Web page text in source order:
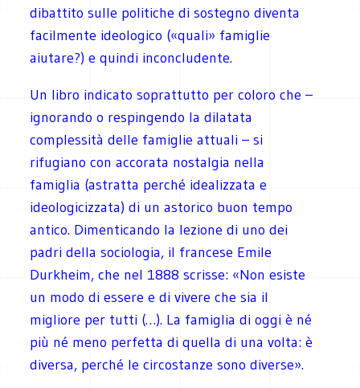
dibattito sulle politiche di sostegno diventa
facilmente ideologico («quali» famiglie
aiutare?) e quindi inconcludente.
Un libro indicato soprattutto per coloro che –
ignorando o respingendo la dilatata
complessità delle famiglie attuali – si
rifugiano con accorata nostalgia nella
famiglia (astratta perché idealizzata e
ideologicizzata) di un astorico buon tempo
antico. Dimenticando la lezione di uno dei
padri della sociologia, il francese Emile
Durkheim, che nel 1888 scrisse: «Non esiste
un modo di essere e di vivere che sia il
migliore per tutti (…). La famiglia di oggi è né
più né meno perfetta di quella di una volta: è
diversa, perché le circostanze sono diverse».